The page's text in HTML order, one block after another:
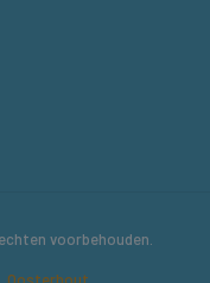
voorbehouden.